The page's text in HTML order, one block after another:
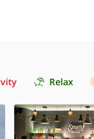
Relax